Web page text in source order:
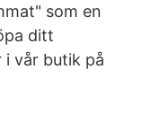
som en
ditt
i vår butik på